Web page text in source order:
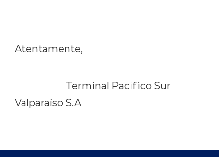
Atentamente,
Terminal Pacifico Sur
Valparaíso S.A